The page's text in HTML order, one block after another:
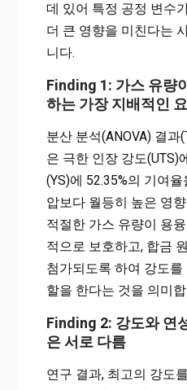
데 있어 특정 공정 변수
더 큰 영향을 미친다는
니다.
Finding 1: 가스 유량
하는 가장 지배적인
분산 분석(ANOVA) 결과
은 극한 인장 강도(UTS)
(YS)에 52.35%의 기여
압보다 월등히 높은 영
적절한 가스 유량이 용
적으로 보호하고, 합금
첨가되도록 하여 강도
할을 한다는 것을 의미
Finding 2: 강도와 연
은 서로 다름
연구 결과, 최고의 강도